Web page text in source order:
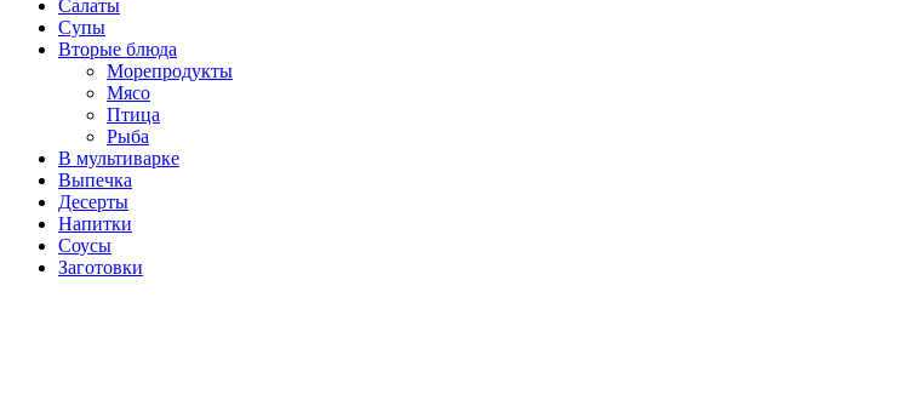
Салаты
Супы
Вторые блюда
Морепродукты
Мясо
Птица
Рыба
В мультиварке
Выпечка
Десерты
Напитки
Соусы
Заготовки